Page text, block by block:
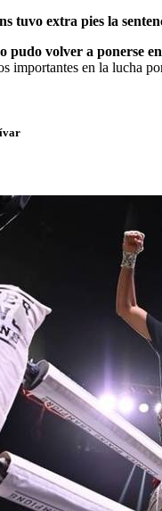
tuvo extra pies la
pudo volver a ponerse
importantes en la lucha